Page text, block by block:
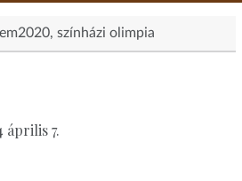
színházi olimpia
április 7.